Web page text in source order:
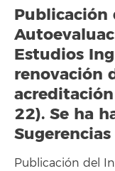
Publicación
Estudios
renovación
22). Se ha
Sugerencias
Publicación del